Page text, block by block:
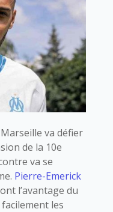
va défier
de la 10e
va se
Pierre-Emerick
l’avantage du
les